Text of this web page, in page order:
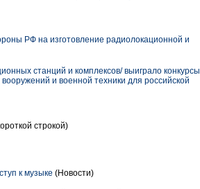
РФ на изготовление радиолокационной и
станций и комплексов/ выиграло конкурсы
и военной техники для российской
строкой)
к музыке (Новости)